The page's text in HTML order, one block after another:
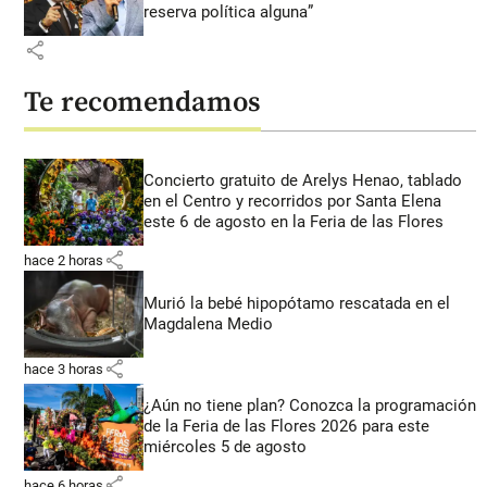
reserva política alguna”
share
Te recomendamos
Concierto gratuito de Arelys Henao, tablado
en el Centro y recorridos por Santa Elena
este 6 de agosto en la Feria de las Flores
hace 2 horas share
Murió la bebé hipopótamo rescatada en el
Magdalena Medio
hace 3 horas share
¿Aún no tiene plan? Conozca la programación
de la Feria de las Flores 2026 para este
miércoles 5 de agosto